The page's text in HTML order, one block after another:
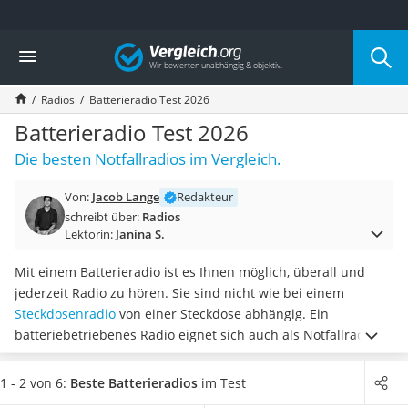
Die beliebtesten Vergleiche nach Kategorie
Elektronik
Powerstation
Monitor 32 Zoll 4K
Fernseher
Drucker
Desktop-PC
Diascanner
Laser-Multifunktionsdrucker
Powerstation mit Solarpanel
Gaming-PC
Soundbar
17-Zoll-Laptop
Satellitenschüssel
Gaming-Headset
Vergleich
Radios Batterieradio Test 2026
Batterieradio Test 2026
Die besten Notfallradios im Vergleich.
Von: Jacob Lange
Redakteur
schreibt über: Radios
Lektorin: Janina S.
Mit einem Batterieradio ist es Ihnen möglich, überall und
jederzeit Radio zu hören. Sie sind nicht wie bei einem
Steckdosenradio von einer Steckdose abhängig. Ein
batteriebetriebenes Radio eignet sich auch als Notfallradio,
da es für draußen oder für unterwegs nuztbar und je nach
Modell mit praktischen Funktionen ausgestattet ist. Unser
1 - 2 von 6: Beste Batterieradios im Test